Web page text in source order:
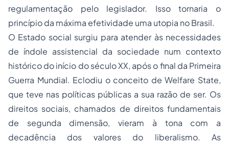
regulamentação pelo legislador. Isso tornaria o
princípio da máxima efetividade uma utopia no Brasil.
O Estado social surgiu para atender às necessidades
de índole assistencial da sociedade num contexto
histórico do início do século XX, após o final da Primeira
Guerra Mundial. Eclodiu o conceito deWelfare State,
que teve nas políticas públicas a sua razão de ser. Os
direitos sociais, chamados de direitos fundamentais
de segunda dimensão, vieram à tona com a
decadência dos valores do liberalismo. As